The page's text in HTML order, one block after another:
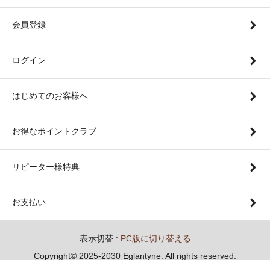
会員登録
ログイン
はじめてのお客様へ
お得なポイントクラブ
リピーター様特典
お支払い
表示切替 : PC版に切り替える
Copyright© 2025-2030 Eglantyne. All rights reserved.